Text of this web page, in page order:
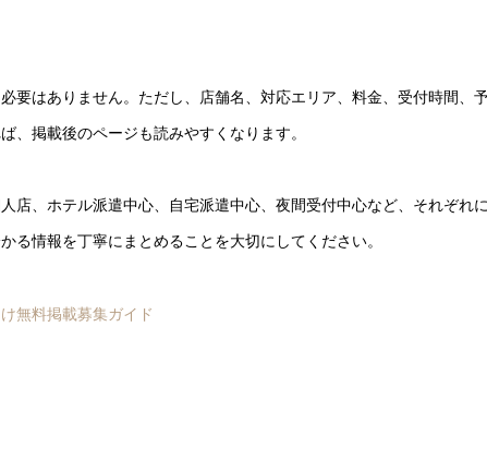
要はありません。ただし、店舗名、対応エリア、料金、受付時間、
、掲載後のページも読みやすくなります。
店、ホテル派遣中心、自宅派遣中心、夜間受付中心など、それぞれ
る情報を丁寧にまとめることを大切にしてください。
無料掲載募集ガイド